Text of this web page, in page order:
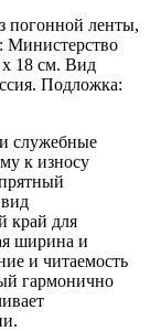
ленты,
Министерство
18 см. Вид
Подложка:
служебные
к износу
край для
ширина и
и читаемость
гармонично